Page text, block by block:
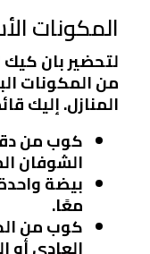
المكونات
لتحضير بان
من المكونات
المنازل. إليك
كوب من
الشوفان
بيضة
معًا.
كوب من
العادي أو